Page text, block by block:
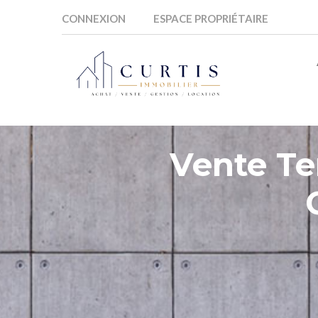
CONNEXION ESPACE PROPRIÉTAIRE
Vente